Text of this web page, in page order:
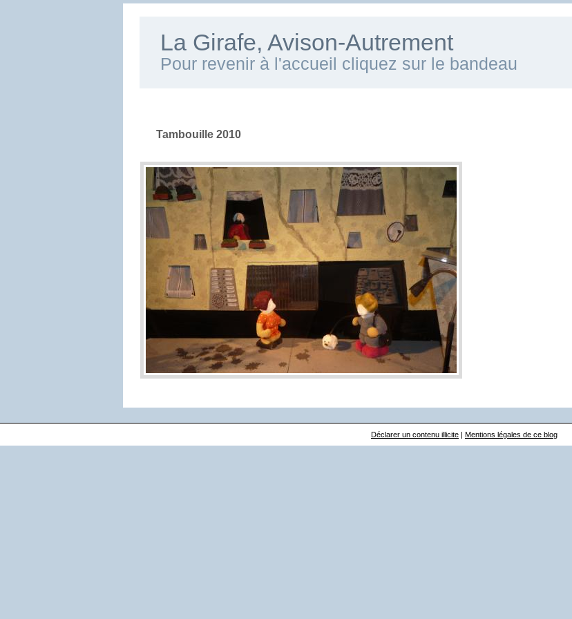
La Girafe, Avison-Autrement
Pour revenir à l'accueil cliquez sur le bandeau
Tambouille 2010
Déclarer un contenu illicite | Mentions légales de ce blog